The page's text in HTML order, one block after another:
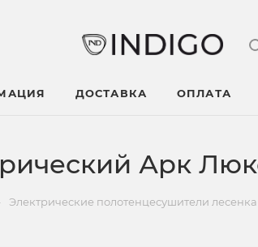
ДОСТАВКА ОПЛАТА
Арк
Электрические полотенцесушители лесенка